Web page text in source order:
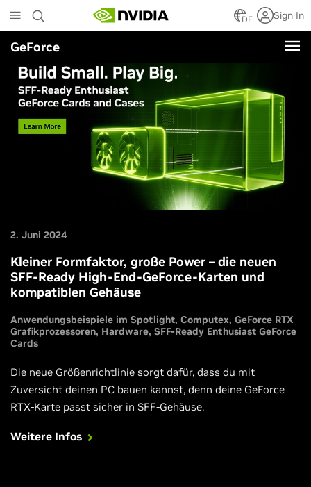
to
main
content
DE Sign In
GeForce
2. Juni 2024
Kleiner Formfaktor, große Power – die neuen
SFF-Ready High-End-GeForce-Karten und
kompatiblen Gehäuse
Anwendungsbeispiele im Spotlight Computex GeForce RTX
Grafikprozessoren Hardware SFF-Ready Enthusiast GeForce
Cards
Die neue Größenrichtlinie sorgt dafür, dass du mit
Zuversicht deinen PC bauen kannst, denn deine GeForce
RTX-Karte passt sicher in SFF-Gehäuse.
Weitere Infos